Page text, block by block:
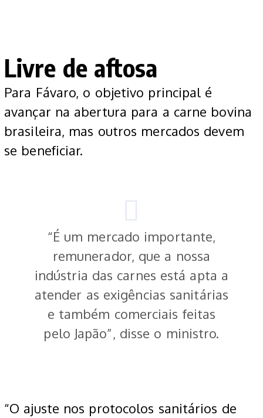
Livre de aftosa
Para Fávaro, o objetivo principal é
avançar na abertura para a carne bovina
brasileira, mas outros mercados devem
se beneficiar.
“É um mercado importante,
remunerador, que a nossa
indústria das carnes está apta a
atender as exigências sanitárias
e também comerciais feitas
pelo Japão”, disse o ministro.
“O ajuste nos protocolos sanitários de